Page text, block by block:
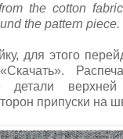
the cotton
the pattern piece.
для этого
детали
припуски на